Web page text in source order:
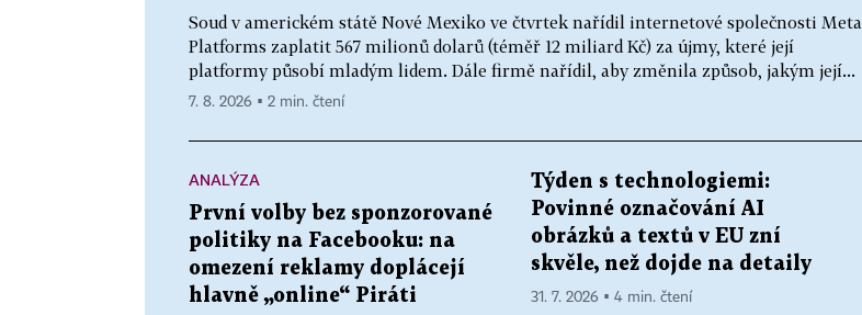
Soud v americkém státě Nové Mexiko ve čtvrtek nařídil internetové společnosti Meta
Platforms zaplatit 567 milionů dolarů (téměř 12 miliard Kč) za újmy, které její
platformy působí mladým lidem. Dále firmě nařídil, aby změnila způsob, jakým její...
7. 8. 2026 ▪ 2 min. čtení
ANALÝZA
První volby bez sponzorované
politiky na Facebooku: na
omezení reklamy doplácejí
hlavně „online“ Piráti
Týden s technologiemi:
Povinné označování AI
obrázků a textů v EU zní
skvěle, než dojde na detaily
31. 7. 2026 ▪ 4 min. čtení